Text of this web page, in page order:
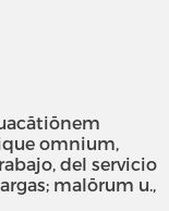
omnium,
del servicio
malōrum u.,